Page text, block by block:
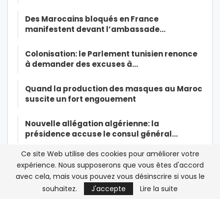
Des Marocains bloqués en France
manifestent devant l’ambassade…
Colonisation: le Parlement tunisien renonce
à demander des excuses à…
Quand la production des masques au Maroc
suscite un fort engouement
Nouvelle allégation algérienne: la
présidence accuse le consul général…
La décision de la Cour suprême sur les
drapeaux non officiels…
Le président algérien Tebboune s’offre une
Ce site Web utilise des cookies pour améliorer votre
expérience. Nous supposerons que vous êtes d'accord
avec cela, mais vous pouvez vous désinscrire si vous le
souhaitez.
J'accepte Lire la suite